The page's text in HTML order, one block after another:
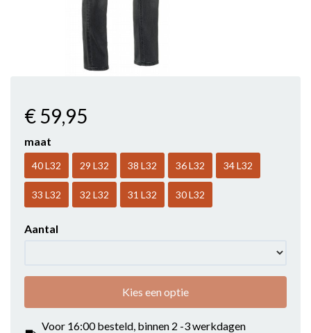
€ 59,95
maat
40 L32 29 L32 38 L32 36 L32 34 L32
33 L32 32 L32 31 L32 30 L32
Aantal
Kies een optie
Voor 16:00 besteld, binnen 2 -3 werkdagen